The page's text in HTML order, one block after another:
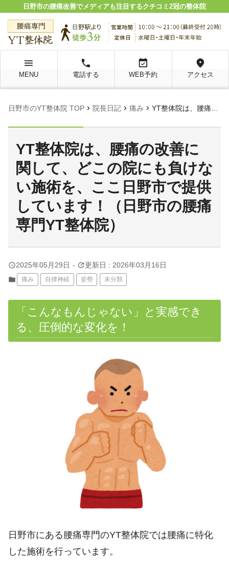
日野市の腰痛改善でメディアも注目するクチコミ2冠の整体院
menu
MENU
local_phone
電話する
event_available
WEB予約
location_on
アクセス
日野市のYT整体院 TOP chevron_right 院長日記 chevron_right 痛み chevron_right YT整体院は、腰痛の改善に関して、どこの院にも負けない施術を、ここ日野市で提供しています！（日野市の腰痛専門YT整体院）
YT整体院は、腰痛の改善に
関して、どこの院にも負けな
い施術を、ここ日野市で提供
しています！（日野市の腰痛
専門YT整体院）
query_builder2025年05月29日 - update更新日 : 2026年03月16日
folder
痛み 自律神経 姿勢 未分類
「こんなもんじゃない」と実感でき
る、圧倒的な変化を！
日野市にある腰痛専門のYT整体院では腰痛に特化
した施術を行っています。